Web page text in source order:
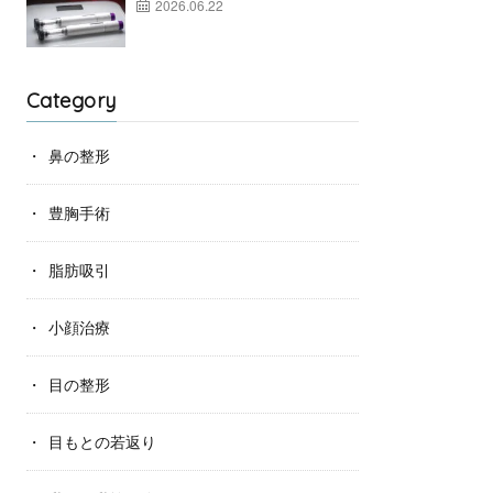
2026.06.22
Category
鼻の整形
豊胸手術
脂肪吸引
小顔治療
目の整形
目もとの若返り